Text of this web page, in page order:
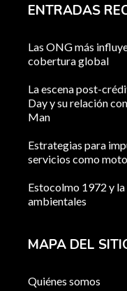
ENTRADAS
Las ONG más
cobertura global
La escena post-
Day y su relación
Man
Estrategias para
servicios como
Estocolmo 1972 y
ambientales
MAPA DEL
Quiénes somos